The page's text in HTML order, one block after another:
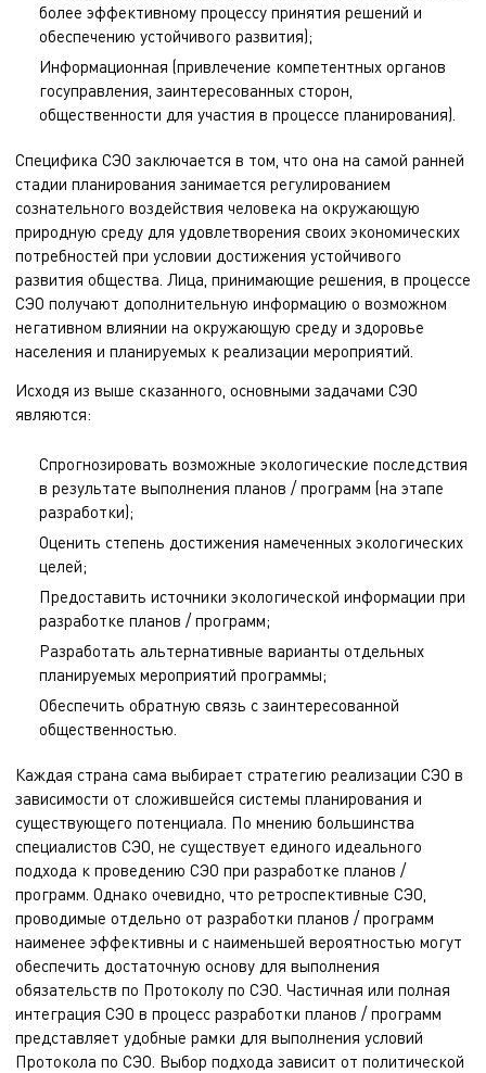
более эффективному процессу принятия решений и
обеспечению устойчивого развития);
Информационная (привлечение компетентных органов
госуправления, заинтересованных сторон,
общественности для участия в процессе планирования).
Специфика СЭО заключается в том, что она на самой ранней
стадии планирования занимается регулированием
сознательного воздействия человека на окружающую
природную среду для удовлетворения своих экономических
потребностей при условии достижения устойчивого
развития общества. Лица, принимающие решения, в процессе
СЭО получают дополнительную информацию о возможном
негативном влиянии на окружающую среду и здоровье
населения и планируемых к реализации мероприятий.
Исходя из выше сказанного, основными задачами СЭО
являются:
Спрогнозировать возможные экологические последствия
в результате выполнения планов / программ (на этапе
разработки);
Оценить степень достижения намеченных экологических
целей;
Предоставить источники экологической информации при
разработке планов / программ;
Разработать альтернативные варианты отдельных
планируемых мероприятий программы;
Обеспечить обратную связь с заинтересованной
общественностью.
Каждая страна сама выбирает стратегию реализации СЭО в
зависимости от сложившейся системы планирования и
существующего потенциала. По мнению большинства
специалистов СЭО, не существует единого идеального
подхода к проведению СЭО при разработке планов /
программ. Однако очевидно, что ретроспективные СЭО,
проводимые отдельно от разработки планов / программ
наименее эффективны и с наименьшей вероятностью могут
обеспечить достаточную основу для выполнения
обязательств по Протоколу по СЭО. Частичная или полная
интеграция СЭО в процесс разработки планов / программ
представляет удобные рамки для выполнения условий
Протокола по СЭО. Выбор подхода зависит от политической